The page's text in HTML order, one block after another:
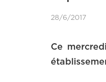
28/6/2017
Ce